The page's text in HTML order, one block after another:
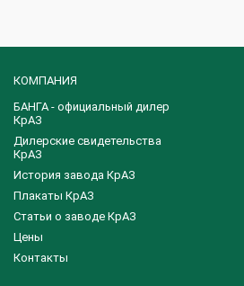
КОМПАНИЯ
БАНГА - официальный дилер
КрАЗ
Дилерские свидетельства
КрАЗ
История завода КрАЗ
Плакаты КрАЗ
Статьи о заводе КрАЗ
Цены
Контакты